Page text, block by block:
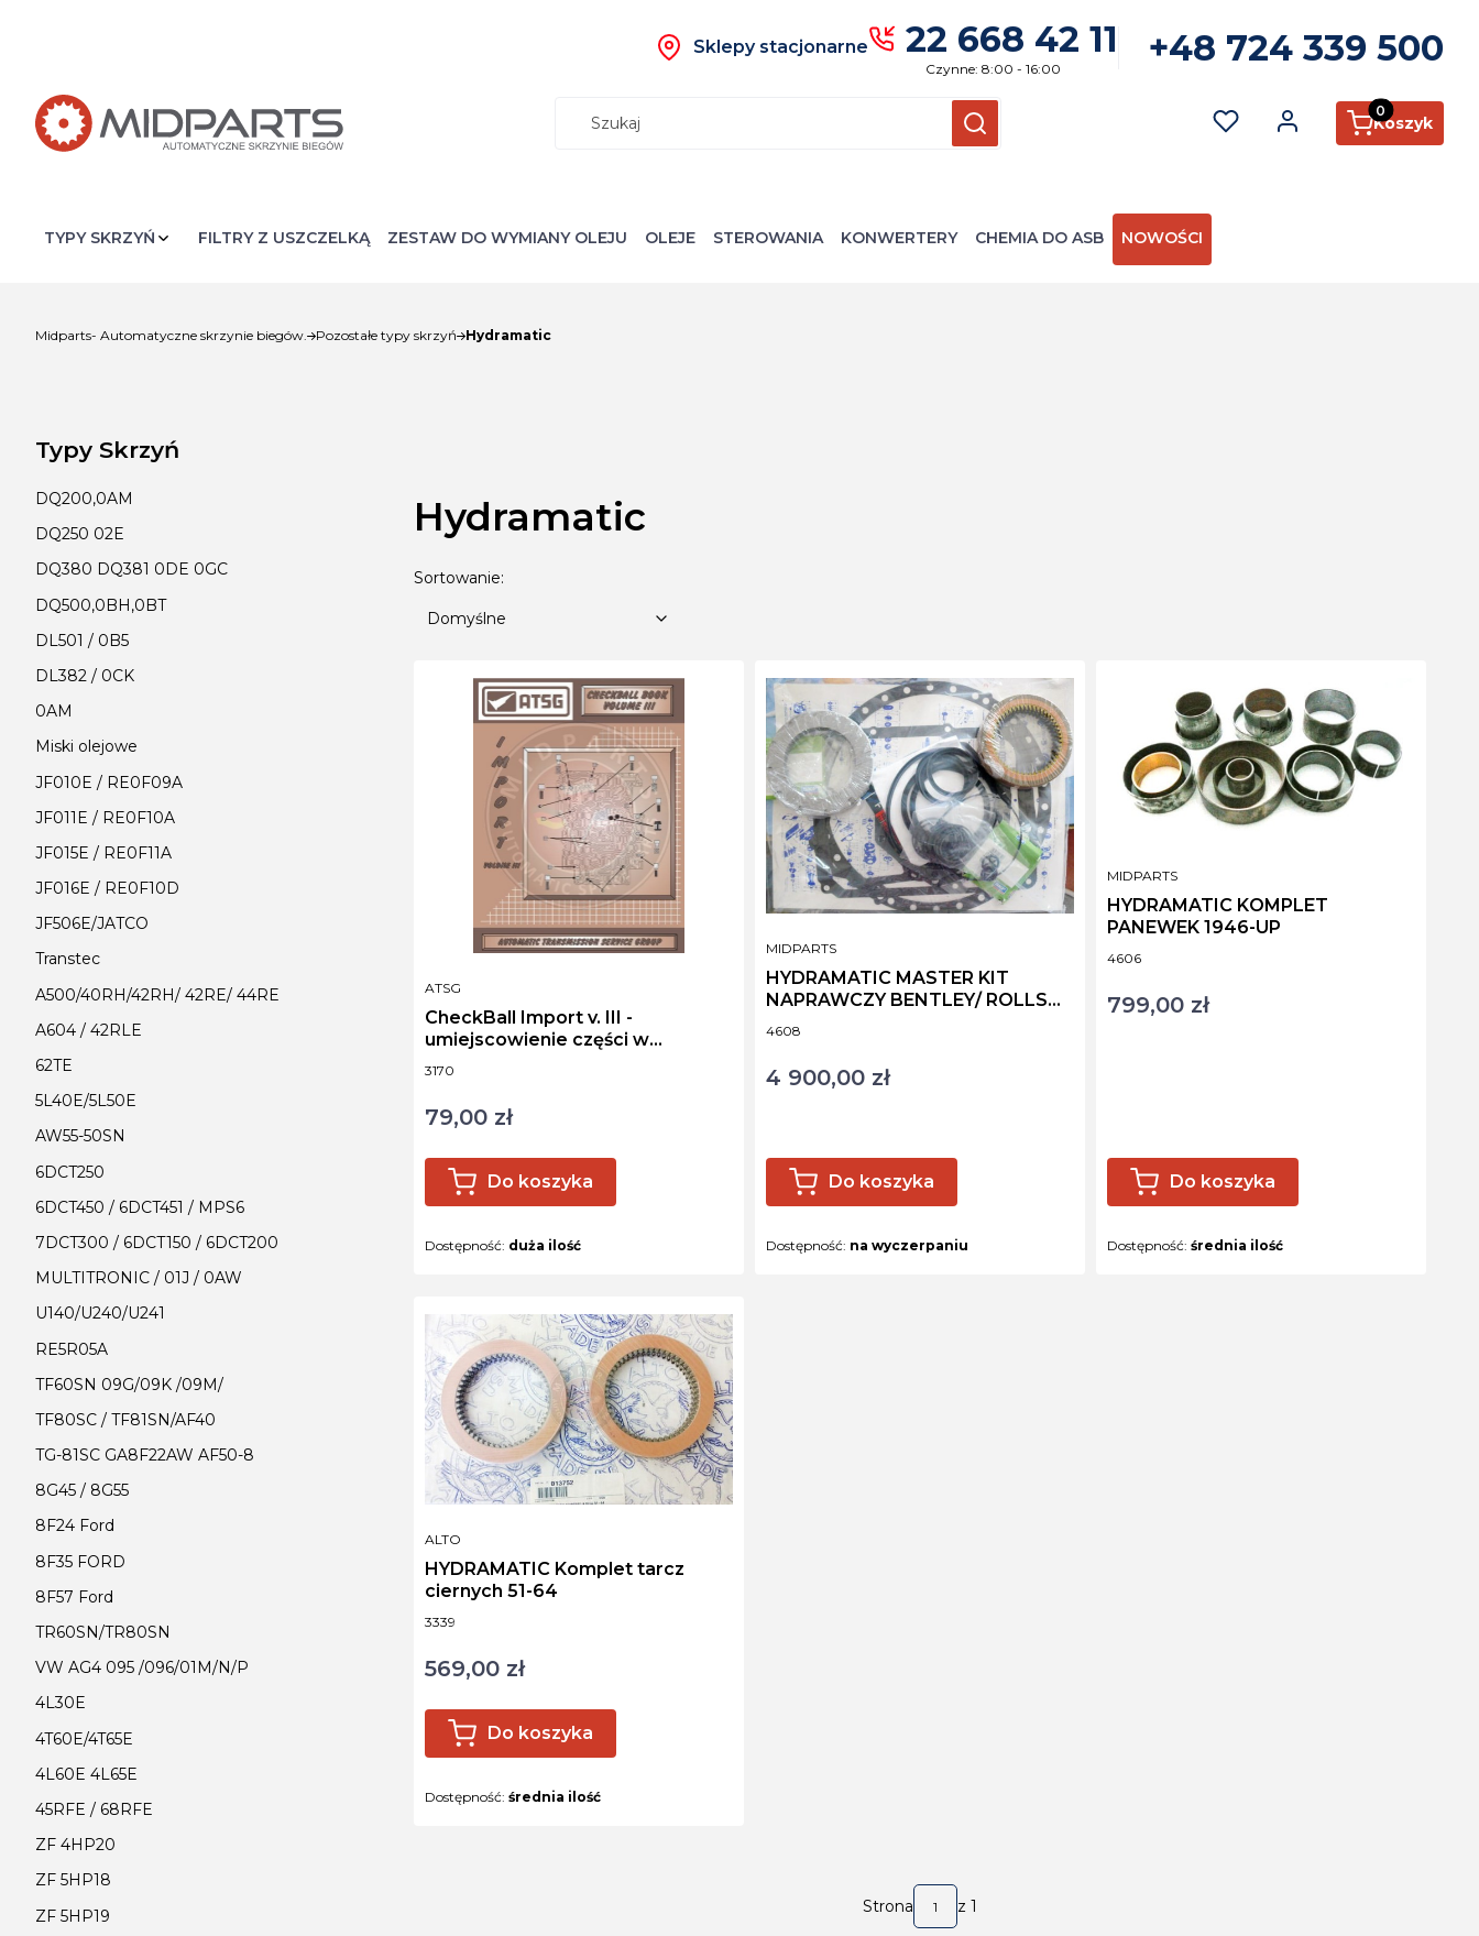
Sklepy stacjonarne 22 668 42 11
Czynne: 8:00 - 16:00 +48 724 339 500
WyczyśćSzukaj
Produkty w
Koszyk
FILTRY Z USZCZELKĄ ZESTAW DO WYMIANY OLEJU OLEJE STEROWANIA KONWERTERY CHEMIA DO ASB NOWOŚCI
Midparts- Automatyczne skrzynie biegów. Pozostałe typy skrzyń Hydramatic
Typy Skrzyń
DQ200,0AM
DQ250 02E
DQ380 DQ381 0DE 0GC
DQ500,0BH,0BT
DL501 / 0B5
DL382 / 0CK
0AM
Miski olejowe
JF010E / RE0F09A
JF011E / RE0F10A
JF015E / RE0F11A
JF016E / RE0F10D
JF506E/JATCO
Transtec
A500/40RH/42RH/ 42RE/ 44RE
A604 / 42RLE
62TE
5L40E/5L50E
AW55-50SN
6DCT250
6DCT450 / 6DCT451 / MPS6
7DCT300 / 6DCT150 / 6DCT200
MULTITRONIC / 01J / 0AW
U140/U240/U241
RE5R05A
TF60SN 09G/09K /09M/
TF80SC / TF81SN/AF40
TG-81SC GA8F22AW AF50-8
8G45 / 8G55
8F24 Ford
8F35 FORD
8F57 Ford
TR60SN/TR80SN
VW AG4 095 /096/01M/N/P
4L30E
4T60E/4T65E
4L60E 4L65E
45RFE / 68RFE
ZF 4HP20
ZF 5HP18
ZF 5HP19
Hydramatic
Lista produktów
Sortowanie:
Domyślne
Kod produktu
3170
CheckBall Import v. III -
umiejscowienie części w
sterowniku
PRODUCENT
ATSG
Cena
79,00 zł
Do koszyka
Dostępność: duża ilość
Kod produktu
4608
HYDRAMATIC MASTER KIT
NAPRAWCZY BENTLEY/ ROLLS
ROYCE 46-66
PRODUCENT
MIDPARTS
Cena
4 900,00 zł
Do koszyka
Dostępność: na wyczerpaniu
Kod produktu
4606
HYDRAMATIC KOMPLET
PANEWEK 1946-UP
PRODUCENT
MIDPARTS
Cena
799,00 zł
Do koszyka
Dostępność: średnia ilość
Kod produktu
3339
HYDRAMATIC Komplet tarcz
ciernych 51-64
PRODUCENT
ALTO
Cena
569,00 zł
Do koszyka
Dostępność: średnia ilość
Strona z 1